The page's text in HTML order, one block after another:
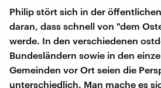
Philip stört sich in der
daran, dass schnell von "dem
werde. In den verschiedenen
Bundesländern sowie in den
Gemeinden vor Ort seien die
unterschiedlich. Man mache es